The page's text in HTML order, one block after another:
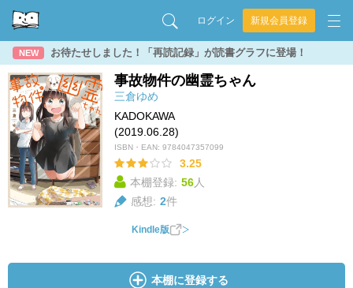
ログイン 新規会員登録
NEW お待たせしました！「再読記録」が読書グラフに登場！
事故物件の幽霊ちゃん
三倉ゆめ
KADOKAWA
(2019.06.28)
ISBN・EAN: 9784047357099
3.25
本棚登録: 56人
感想: 2件
Kindle版
本棚に登録する